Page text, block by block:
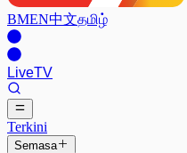
BMEN中文தமிழ்
LiveTV
Terkini
Semasa